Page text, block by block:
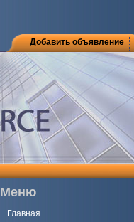
Добавить объявление
Меню
Главная